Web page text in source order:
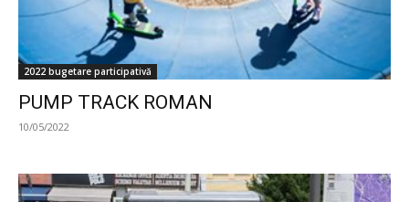
2022 bugetare participativă
PUMP TRACK ROMAN
10/05/2022